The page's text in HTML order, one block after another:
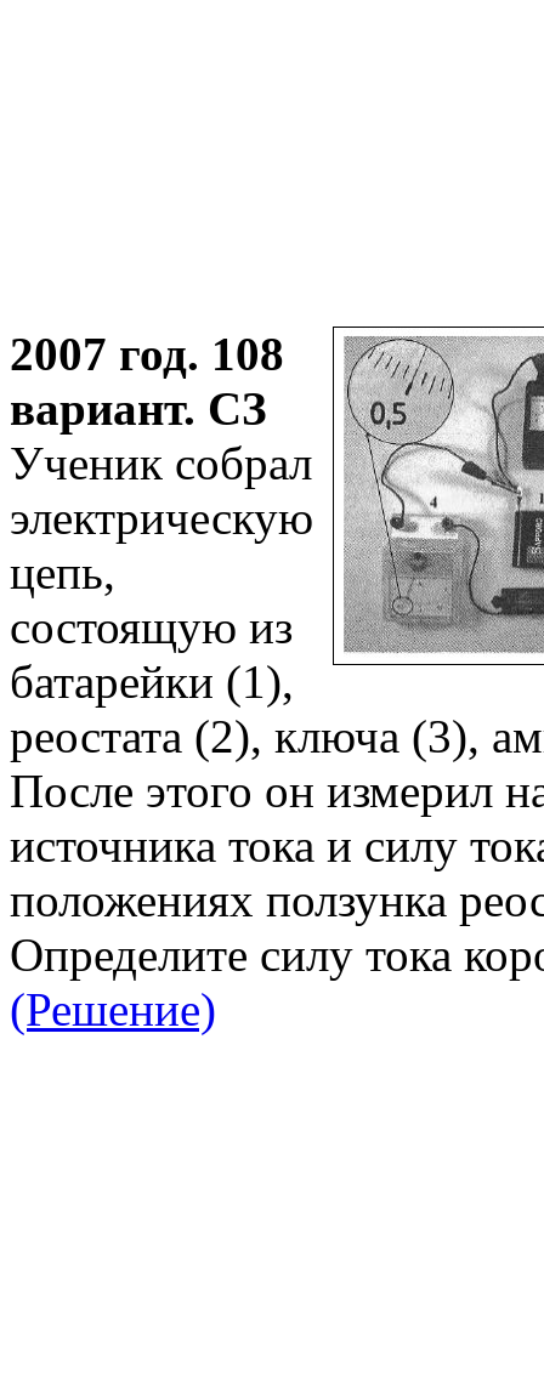
2007 год. 108
вариант. СЗ
Ученик собрал
электрическую
цепь,
состоящую из
батарейки (1),
реостата (2), ключа (3),
После этого он измерил
источника тока и силу
положениях ползунка
Определите силу тока
(Решение)